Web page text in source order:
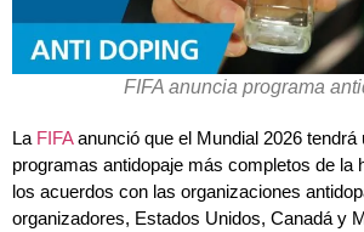
FIFA anuncia programa
La FIFAanunció que el Mundial 2026 tendrá
programas antidopaje más completos de la
los acuerdos con las organizaciones
organizadores, Estados Unidos, Canadá y